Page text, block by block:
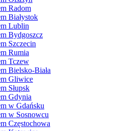
Radom
Białystok
Lublin
Bydgoszcz
Szczecin
Rumia
Tczew
Bielsko-Biała
Gliwice
Słupsk
Gdynia
w Gdańsku
w Sosnowcu
Częstochowa